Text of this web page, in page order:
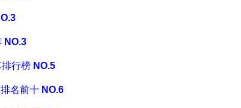
NO.3
行榜 NO.5
名前十 NO.6